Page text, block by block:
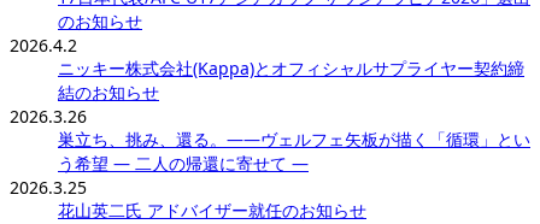
のお知らせ
2026.4.2
ニッキー株式会社(Kappa)とオフィシャルサプライヤー契約締
結のお知らせ
2026.3.26
巣立ち、挑み、還る。——ヴェルフェ矢板が描く「循環」とい
う希望 ― 二人の帰還に寄せて ―
2026.3.25
花山英二氏 アドバイザー就任のお知らせ